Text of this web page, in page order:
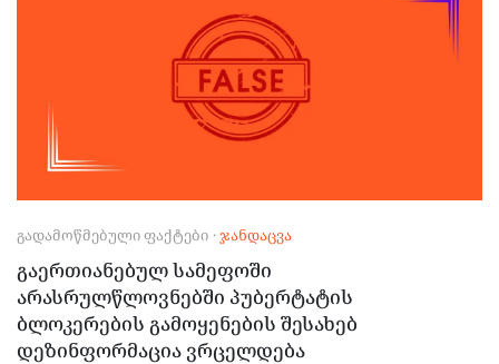
ᲒᲐᲓᲐᲛᲝᲬᲛᲔᲑᲣᲚᲘ ᲤᲐᲥᲢᲔᲑᲘ ·ᲯᲐᲜᲓᲐᲪᲕᲐ
გაერთიანებულ სამეფოში
არასრულწლოვნებში პუბერტატის
ბლოკერების გამოყენების შესახებ
დეზინფორმაცია ვრცელდება